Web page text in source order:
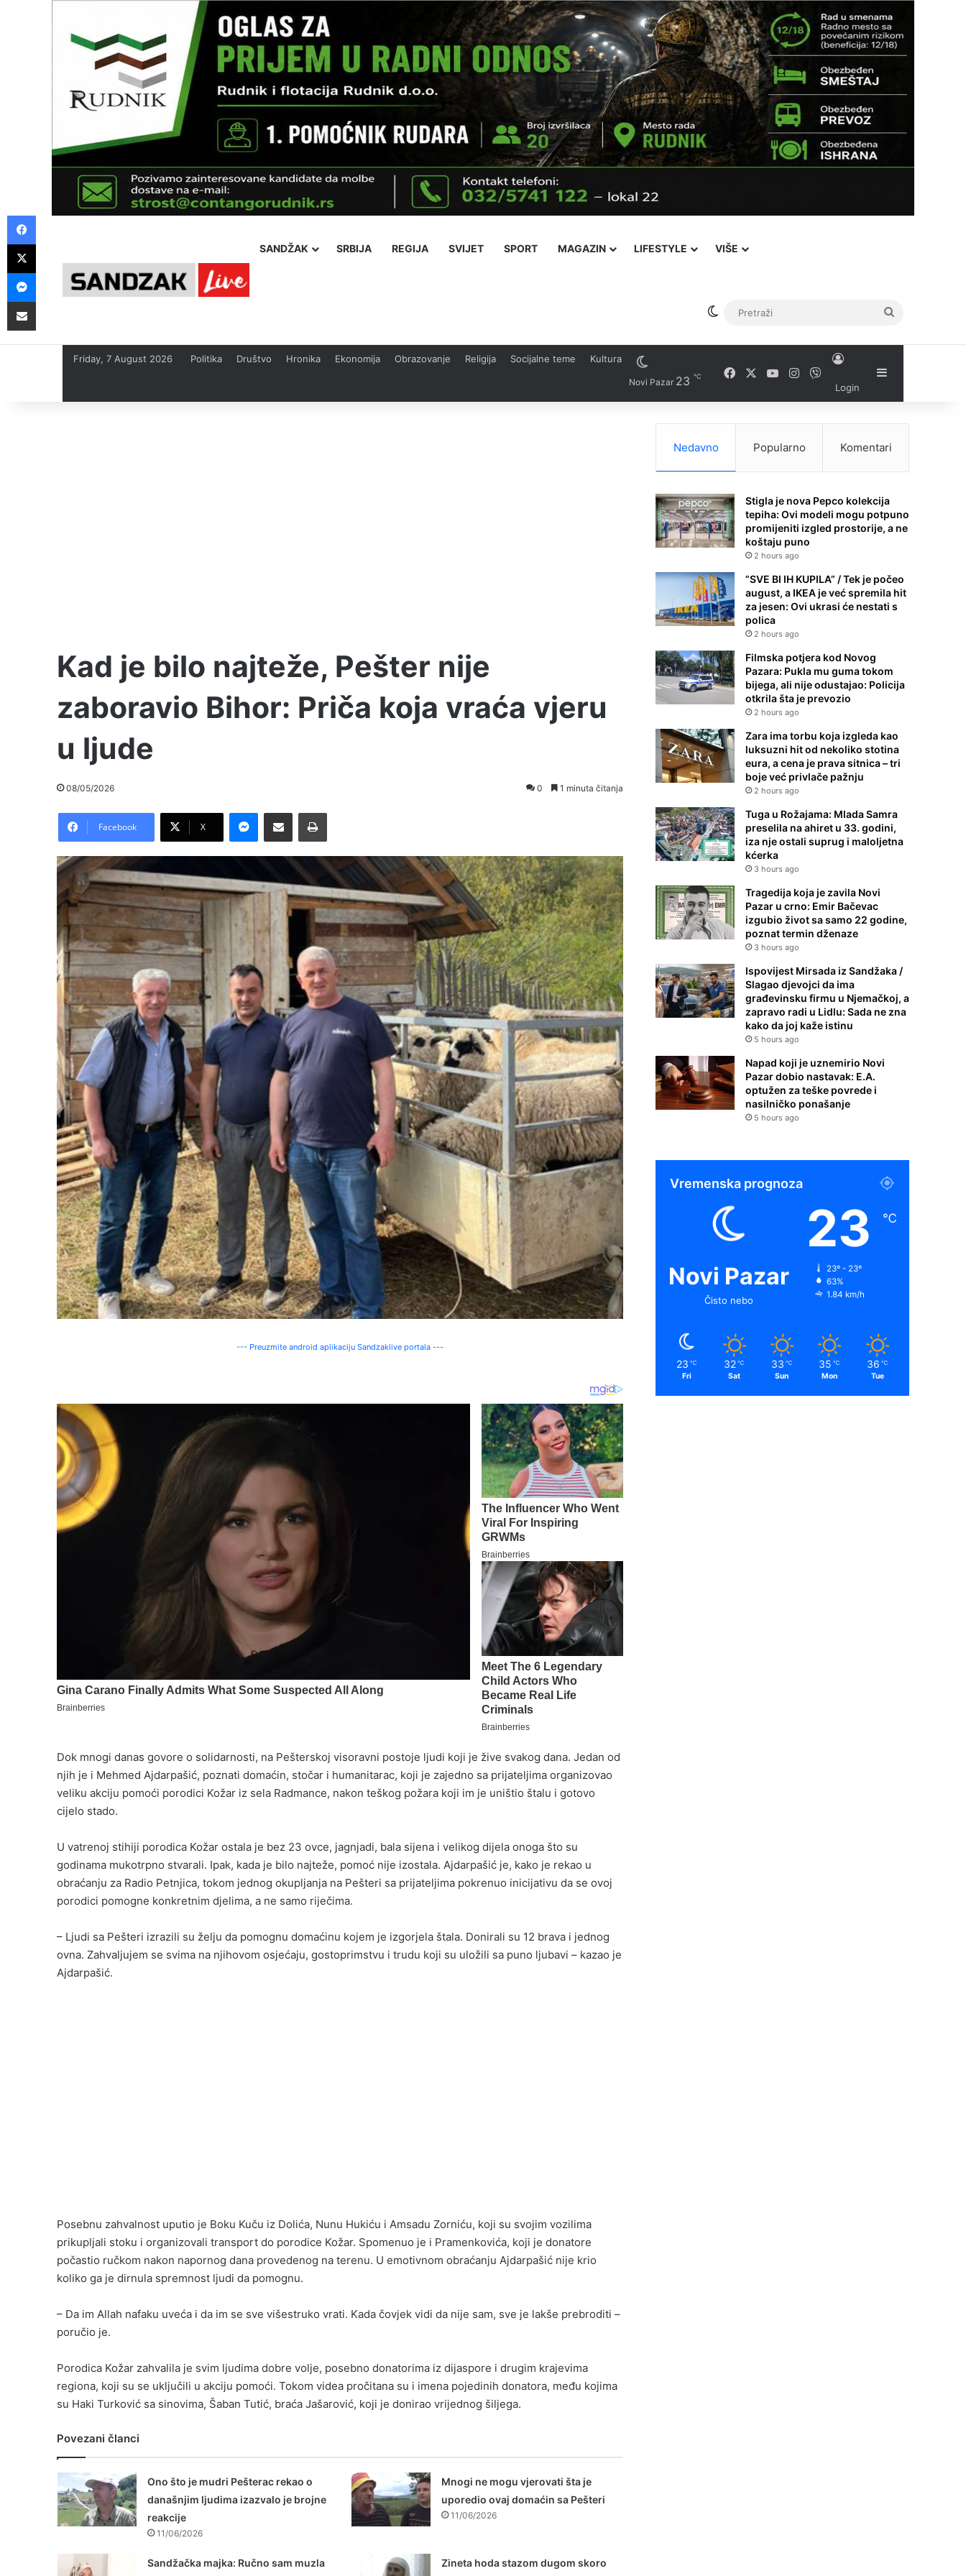
SANDŽAK SRBIJA REGIJA SVIJET SPORT MAGAZIN LIFESTYLE VIŠE
Switch skin
Friday, 7 August 2026 Politika Društvo Hronika Ekonomija Obrazovanje Religija Socijalne teme Kultura
Novi Pazar 23 ℃ FacebookYouTubeInstagram
Login
Sidebar
Kad je bilo najteže, Pešter nije
zaboravio Bihor: Priča koja vraća vjeru
u ljude
08/05/2026 0 1 minuta čitanja
Facebook X
Messenger
Pošalji preko E-Maila Printaj
--- Preuzmite android aplikaciju Sandzaklive portala ---
Dok mnogi danas govore o solidarnosti, na Pešterskoj visoravni postoje ljudi koji je žive svakog dana. Jedan od
njih je i Mehmed Ajdarpašić, poznati domaćin, stočar i humanitarac, koji je zajedno sa prijateljima organizovao
veliku akciju pomoći porodici Kožar iz sela Radmance, nakon teškog požara koji im je uništio štalu i gotovo
cijelo stado.
U vatrenoj stihiji porodica Kožar ostala je bez 23 ovce, jagnjadi, bala sijena i velikog dijela onoga što su
godinama mukotrpno stvarali. Ipak, kada je bilo najteže, pomoć nije izostala. Ajdarpašić je, kako je rekao u
obraćanju za Radio Petnjica, tokom jednog okupljanja na Pešteri sa prijateljima pokrenuo inicijativu da se ovoj
porodici pomogne konkretnim djelima, a ne samo riječima.
– Ljudi sa Pešteri izrazili su želju da pomognu domaćinu kojem je izgorjela štala. Donirali su 12 brava i jednog
ovna. Zahvaljujem se svima na njihovom osjećaju, gostoprimstvu i trudu koji su uložili sa puno ljubavi – kazao je
Ajdarpašić.
Posebnu zahvalnost uputio je Boku Kuču iz Dolića, Nunu Hukiću i Amsadu Zorniću, koji su svojim vozilima
prikupljali stoku i organizovali transport do porodice Kožar. Spomenuo je i Pramenkovića, koji je donatore
počastio ručkom nakon napornog dana provedenog na terenu. U emotivnom obraćanju Ajdarpašić nije krio
koliko ga je dirnula spremnost ljudi da pomognu.
– Da im Allah nafaku uveća i da im se sve višestruko vrati. Kada čovjek vidi da nije sam, sve je lakše prebroditi –
poručio je.
Porodica Kožar zahvalila je svim ljudima dobre volje, posebno donatorima iz dijaspore i drugim krajevima
regiona, koji su se uključili u akciju pomoći. Tokom videa pročitana su i imena pojedinih donatora, među kojima
su Haki Turković sa sinovima, Šaban Tutić, braća Jašarović, koji je donirao vrijednog šiljega.
Povezani članci
Ono što je mudri Pešterac rekao o
današnjim ljudima izazvalo je brojne
reakcije
11/06/2026
Mnogi ne mogu vjerovati šta je
uporedio ovaj domaćin sa Pešteri
11/06/2026
Sandžačka majka: Ručno sam muzla
Zineta hoda stazom dugom skoro
Nedavno Popularno Komentari
Stigla je nova Pepco kolekcija
tepiha: Ovi modeli mogu potpuno
promijeniti izgled prostorije, a ne
koštaju puno
2 hours ago
”SVE BI IH KUPILA” / Tek je počeo
august, a IKEA je već spremila hit
za jesen: Ovi ukrasi će nestati s
polica
2 hours ago
Filmska potjera kod Novog
Pazara: Pukla mu guma tokom
bijega, ali nije odustajao: Policija
otkrila šta je prevozio
2 hours ago
Zara ima torbu koja izgleda kao
luksuzni hit od nekoliko stotina
eura, a cena je prava sitnica – tri
boje već privlače pažnju
2 hours ago
Tuga u Rožajama: Mlada Samra
preselila na ahiret u 33. godini,
iza nje ostali suprug i maloljetna
kćerka
3 hours ago
Tragedija koja je zavila Novi
Pazar u crno: Emir Bačevac
izgubio život sa samo 22 godine,
poznat termin dženaze
3 hours ago
Ispovijest Mirsada iz Sandžaka /
Slagao djevojci da ima
građevinsku firmu u Njemačkoj, a
zapravo radi u Lidlu: Sada ne zna
kako da joj kaže istinu
5 hours ago
Napad koji je uznemirio Novi
Pazar dobio nastavak: E.A.
optužen za teške povrede i
nasilničko ponašanje
5 hours ago
Vremenska prognoza
Novi Pazar
Čisto nebo
23 ℃
23º - 23º
63%
1.84 km/h
23 ℃
Fri
32 ℃
Sat
33 ℃
Sun
35 ℃
Mon
36 ℃
Tue
Facebook
X
Messenger
Pošalji preko E-Maila